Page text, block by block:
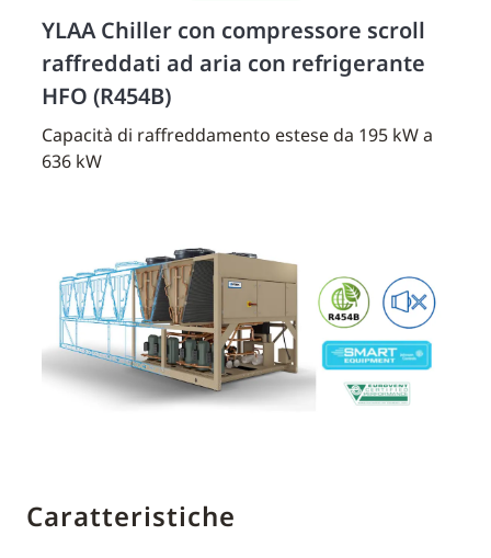
YLAA Chiller con compressore scroll
raffreddati ad aria con refrigerante
HFO (R454B)
Capacità di raffreddamento estese da 195 kW a
636 kW
Caratteristiche